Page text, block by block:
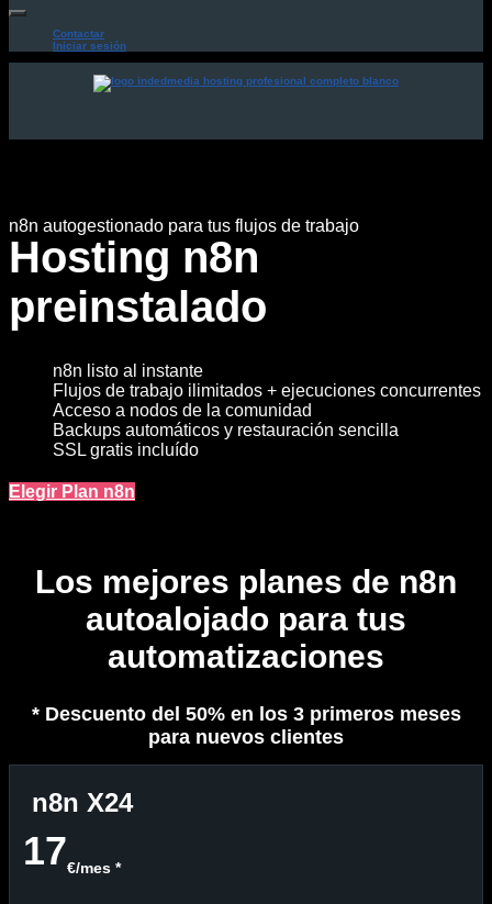
Contactar
Iniciar sesión
n8n autogestionado para tus flujos de trabajo
Hosting n8n
preinstalado
n8n listo al instante
Flujos de trabajo ilimitados + ejecuciones concurrentes
Acceso a nodos de la comunidad
Backups automáticos y restauración sencilla
SSL gratis incluído
Elegir Plan n8n
Los mejores planes de n8n
autoalojado para tus
automatizaciones
* Descuento del 50% en los 3 primeros meses
para nuevos clientes
n8n X24
17€/mes *